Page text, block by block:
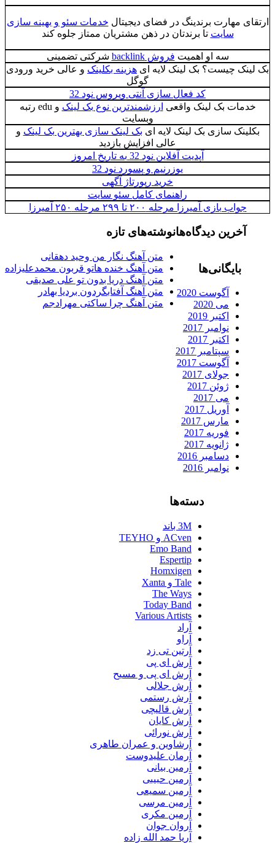
برندینگ در فضای دیجیتالخدمات سئو و بهینه سازی
تا برندتان در ذهن مشتریان ممتاز جلوه کند
سه او اهمیت فروش backlink
شرکتی تضمینی
چیست؟ بک لینک لایه ایهزینه بکلینکو عالی خرید ورودی
کد فعال سازی آنتی ویروس نود 32
بک لینک واقعیارزشمندترین نوع بک لینک
و edu رتبه
سازی بک لینک لایه ایبک لینک سازی بهترین بک لینکو
عالی افزايش بازديد
آپدیت آفلاین نود 32 به تاریخ امروز
یوزرنیم و پسورد نود 32
خرید رپورتاژ آگهی
راهنمای کامل سئو سایت
آمیرزا مرحله ۲۰۰ تا ۲۹۹ مرحله ۲۵۰ آمیرزا
نوشته‌های تازه
متن آهنگ نگار من وحید دهقانی
متن آهنگ خنده هاتو قربون محمدعلیزاده
متن آهنگ دریا بدون تو علی صدیقی
متن آهنگ آفتابگردون بردیا بهادر
متن آهنگ چرا ساکتی مهرادجم
دیدگاه‌ها
آگوست 2020
سپتامبر 2017
آگوست 2017
مارس 2017
دسامبر 2016
ACven و TEYHO
Emo Band
Espertip
Homxigen
The Ways
Today Band
Various Artists
آرتین تی زد
آرش ای پی
آرش ای پی و مسیح
آرش جلالی
آرش رستمی
آرش قالیچی
آرش کایان
آرش نورائی
آرشاوین و عمران طاهری
آرمان علیدوست
آرمین بیانی
آرمین حبیبی
آرمین سمیعی
آرمین مرسی
آرمین مکری
آروان جوان
آریا حمد الله زاده